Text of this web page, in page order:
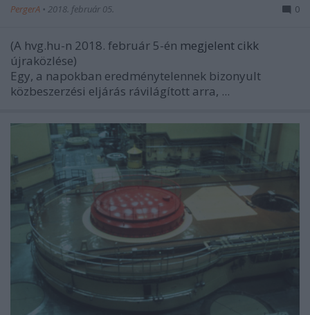
PergerA • 2018. február 05. 0
(A hvg.hu-n 2018. február 5-én megjelent cikk
újraközlése)
Egy, a napokban eredménytelennek bizonyult
közbeszerzési eljárás rávilágított arra, ...